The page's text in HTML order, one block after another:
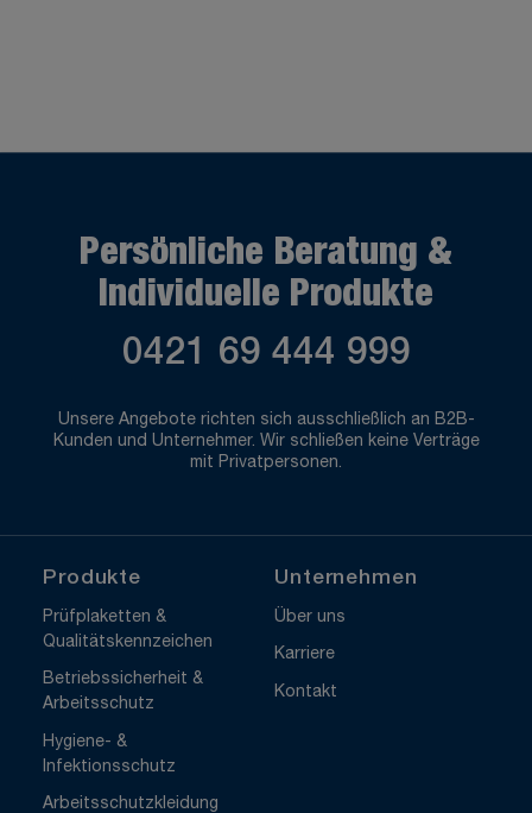
Persönliche Beratung &
Individuelle Produkte
0421 69 444 999
Unsere Angebote richten sich ausschließlich an B2B-
Kunden und Unternehmer. Wir schließen keine Verträge
mit Privatpersonen.
Produkte
Prüfplaketten &
Qualitätskennzeichen
Betriebssicherheit &
Arbeitsschutz
Hygiene- &
Infektionsschutz
Arbeitsschutzkleidung
Unternehmen
Über uns
Karriere
Kontakt